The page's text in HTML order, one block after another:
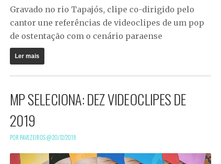
Gravado no rio Tapajós, clipe co-dirigido pelo
cantor une referências de videoclipes de um pop
de ostentação com o cenário paraense
Ler mais
MP SELECIONA: DEZ VIDEOCLIPES DE
2019
POR PAVEZEIROS @20/12/2019